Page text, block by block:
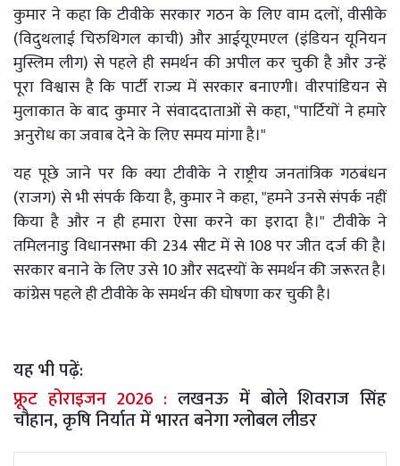
कुमार ने कहा कि टीवीके सरकार गठन के लिए वाम दलों, वीसीके
(विदुथलाई चिरुथिगल काची) और आईयूएमएल (इंडियन यूनियन
मुस्लिम लीग) से पहले ही समर्थन की अपील कर चुकी है और उन्हें
पूरा विश्वास है कि पार्टी राज्य में सरकार बनाएगी। वीरपांडियन से
मुलाकात के बाद कुमार ने संवाददाताओं से कहा, "पार्टियों ने हमारे
अनुरोध का जवाब देने के लिए समय मांगा है।"
यह पूछे जाने पर कि क्या टीवीके ने राष्ट्रीय जनतांत्रिक गठबंधन
(राजग) से भी संपर्क किया है, कुमार ने कहा, "हमने उनसे संपर्क नहीं
किया है और न ही हमारा ऐसा करने का इरादा है।" टीवीके ने
तमिलनाडु विधानसभा की 234 सीट में से 108 पर जीत दर्ज की है।
सरकार बनाने के लिए उसे 10 और सदस्यों के समर्थन की जरूरत है।
कांग्रेस पहले ही टीवीके के समर्थन की घोषणा कर चुकी है।
यह भी पढ़ें:
फ्रूट होराइजन 2026 : लखनऊ में बोले शिवराज सिंह
चौहान, कृषि निर्यात में भारत बनेगा ग्लोबल लीडर